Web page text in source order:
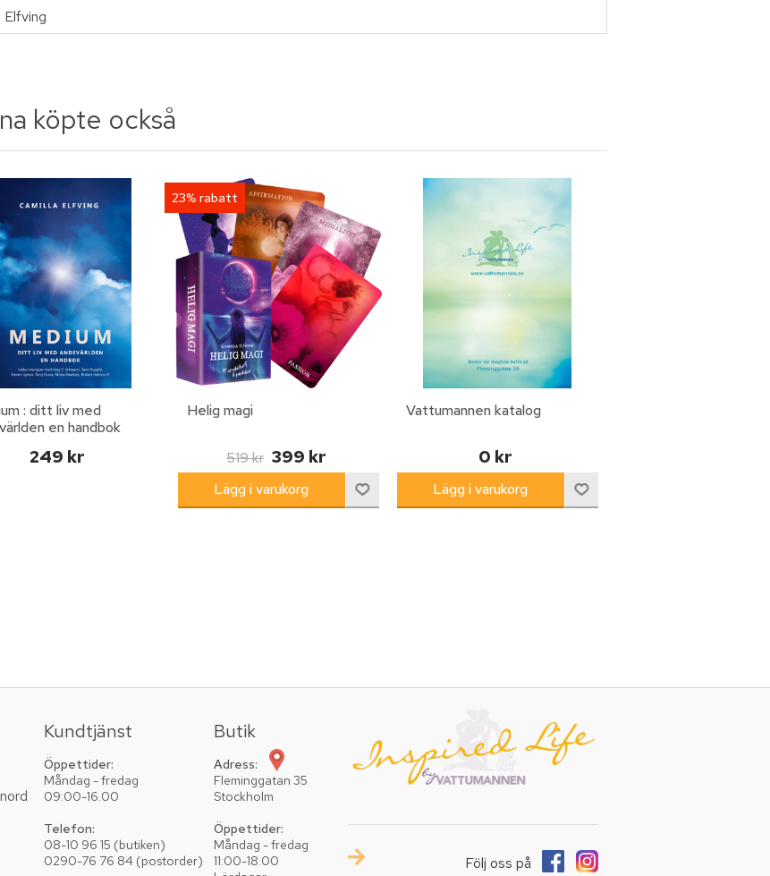
Elfving
köpte också
: ditt liv med
en handbok
249 kr
23% rabatt
Helig magi
519 kr 399 kr
Vattumannen katalog
0 kr
Kundtjänst
Öppettider:
Måndag - fredag
09:00-16.00
Telefon:
08-10 96 15 (butiken)
0290-76 76 84 (postorder)
Butik
Adress:
Fleminggatan 35
Stockholm
Öppettider:
Måndag - fredag
11:00-18.00
Följ oss på